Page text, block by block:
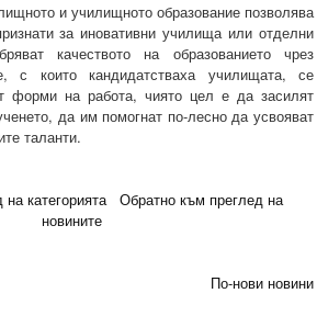
и училищното образование позволява
за иновативни училища или отделни
качеството на образованието чрез
с които кандидатстваха училищата, се
форми на работа, чиято цел е да засилят
да им помогнат по-лесно да усвояват
таланти.
категорията
Обратно към преглед на
новините
По-нови новини